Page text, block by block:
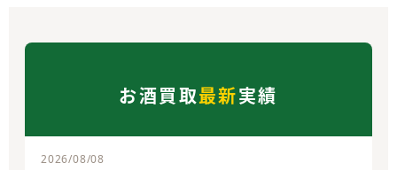
お酒買取最新実績
2026/08/08